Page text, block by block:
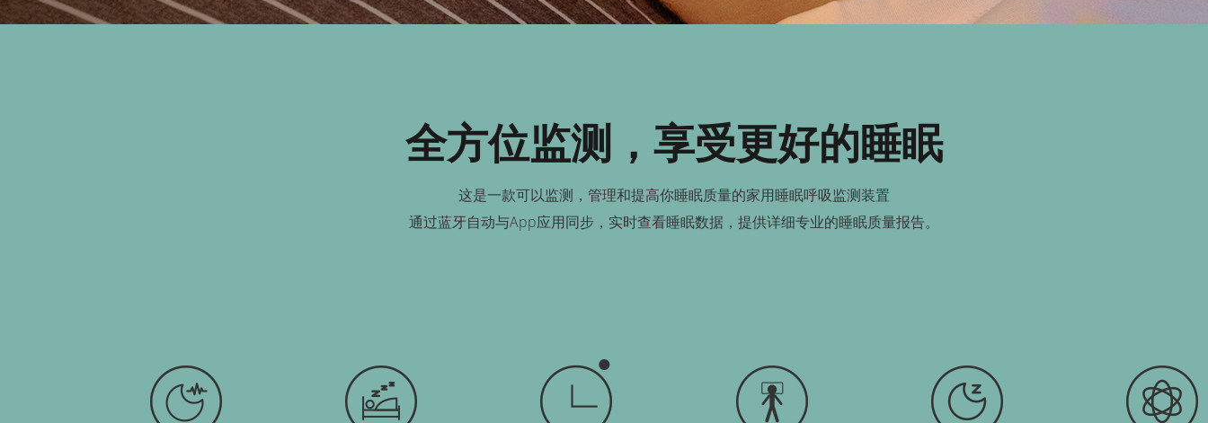
全方位监测，享受更好的睡眠
这是一款可以监测，管理和提高你睡眠质量的家用睡眠呼吸监测装置
通过蓝牙自动与App应用同步，实时查看睡眠数据，提供详细专业的睡眠质量报告。